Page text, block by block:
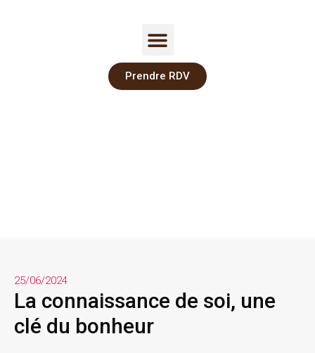
Prendre RDV
25/06/2024
La connaissance de soi, une
clé du bonheur